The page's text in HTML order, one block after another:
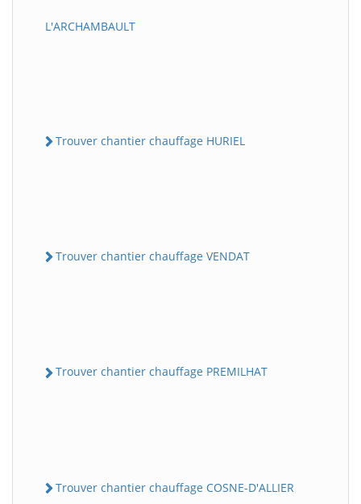
L'ARCHAMBAULT
Trouver chantier chauffage HURIEL
Trouver chantier chauffage VENDAT
Trouver chantier chauffage PREMILHAT
Trouver chantier chauffage COSNE-D'ALLIER